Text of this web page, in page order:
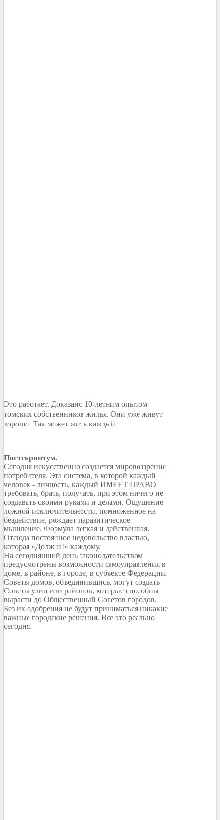
Это работает. Доказано 10-летним опытом
томских собственников жилья. Они уже живут
хорошо. Так может жить каждый.
Постскриптум.
Сегодня искусственно создается мировоззрение
потребителя. Эта система, в которой каждый
человек - личность, каждый ИМЕЕТ ПРАВО
требовать, брать, получать, при этом ничего не
создавать своими руками и делами. Ощущение
ложной исключительности, помноженное на
бездействие, рождает паразитическое
мышление. Формула легкая и действенная.
Отсюда постоянное недовольство властью,
которая «Должна!» каждому.
На сегодняшний день законодательством
предусмотрены возможности самоуправления в
доме, в районе, в городе, в субъекте Федерации.
Советы домов, объединившись, могут создать
Советы улиц или районов, которые способны
вырасти до Общественный Советов городов.
Без их одобрения не будут приниматься никакие
важные городские решения. Все это реально
сегодня.